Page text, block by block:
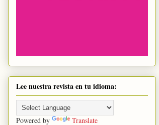
Lee nuestra revista en tu idioma:
Powered by Translate